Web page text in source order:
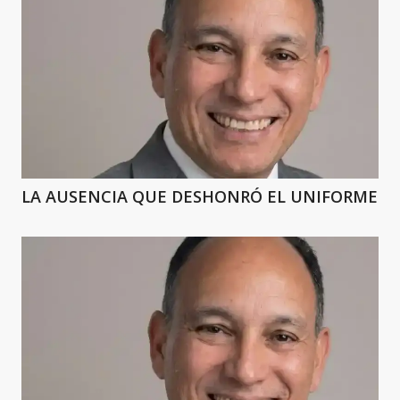
LA AUSENCIA QUE DESHONRÓ EL UNIFORME